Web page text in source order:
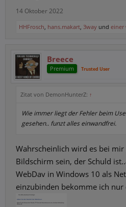
14 Oktober 2022
HHFrosch, hans.makart, 3way und einer
Breece
Premium Trusted User
Zitat von DemonHunterZ: ↑
Wie immer liegt der Fehler beim
gesehen.. funzt alles einwandfrei.
Wahrscheinlich wird es bei
Bildschirm sein, der Schuld
WebDav in Windows 10 als
einzubinden bekomme ich nur